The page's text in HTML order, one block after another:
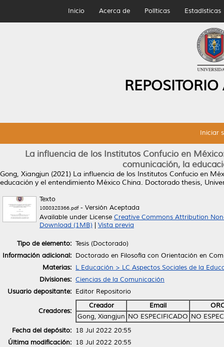
Inicio Acerca de Políticas Estadísticas
Iniciar
La influencia de los Institutos Confucio en
comunicación, la
Gong, Xiangjun (2021) La influencia de los Institutos Confucio en
educación y el entendimiento México China. Doctorado thesis,
Texto
1080328366.pdf- Versión Aceptada
Available under License Creative Commons Attribution
Download (1MB)
Vista previa
Tipo de elemento: Tesis (Doctorado)
Información adicional: Doctorado en Filosofía con Orientación en
Materias: L Educación > LC Aspectos Sociales de la
Divisiones: Ciencias de la Comunicación
Usuario depositante: Editor Repositorio
Creadores:
Creador Email
Gong, Xiangjun NO ESPECIFICADO NO
Fecha del depósito: 18 Jul 2022 20:55
Última modificación: 18 Jul 2022 20:55